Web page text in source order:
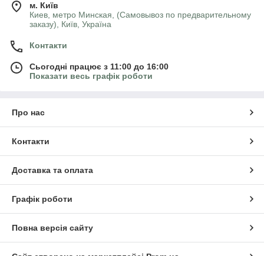
м. Київ
Киев, метро Минская, (Самовывоз по предварительному
заказу), Київ, Україна
Контакти
Сьогодні працює з 11:00 до 16:00
Показати весь графік роботи
Про нас
Контакти
Доставка та оплата
Графік роботи
Повна версія сайту